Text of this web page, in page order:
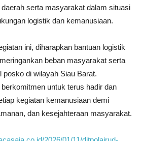
serta masyarakat dalam situasi
logistik dan kemanusiaan.
ini, diharapkan bantuan logistik
beban masyarakat serta
posko di wilayah Siau Barat.
untuk terus hadir dan
kegiatan kemanusiaan demi
dan kesejahteraan masyarakat.